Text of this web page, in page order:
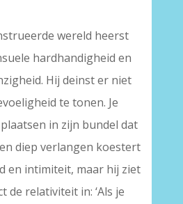
wereld heerst
hardhandigheid en
Hij deinst er niet
te tonen. Je
in zijn bundel dat
diep verlangen koestert
en intimiteit, maar hij ziet
de relativiteit in: ‘Als je